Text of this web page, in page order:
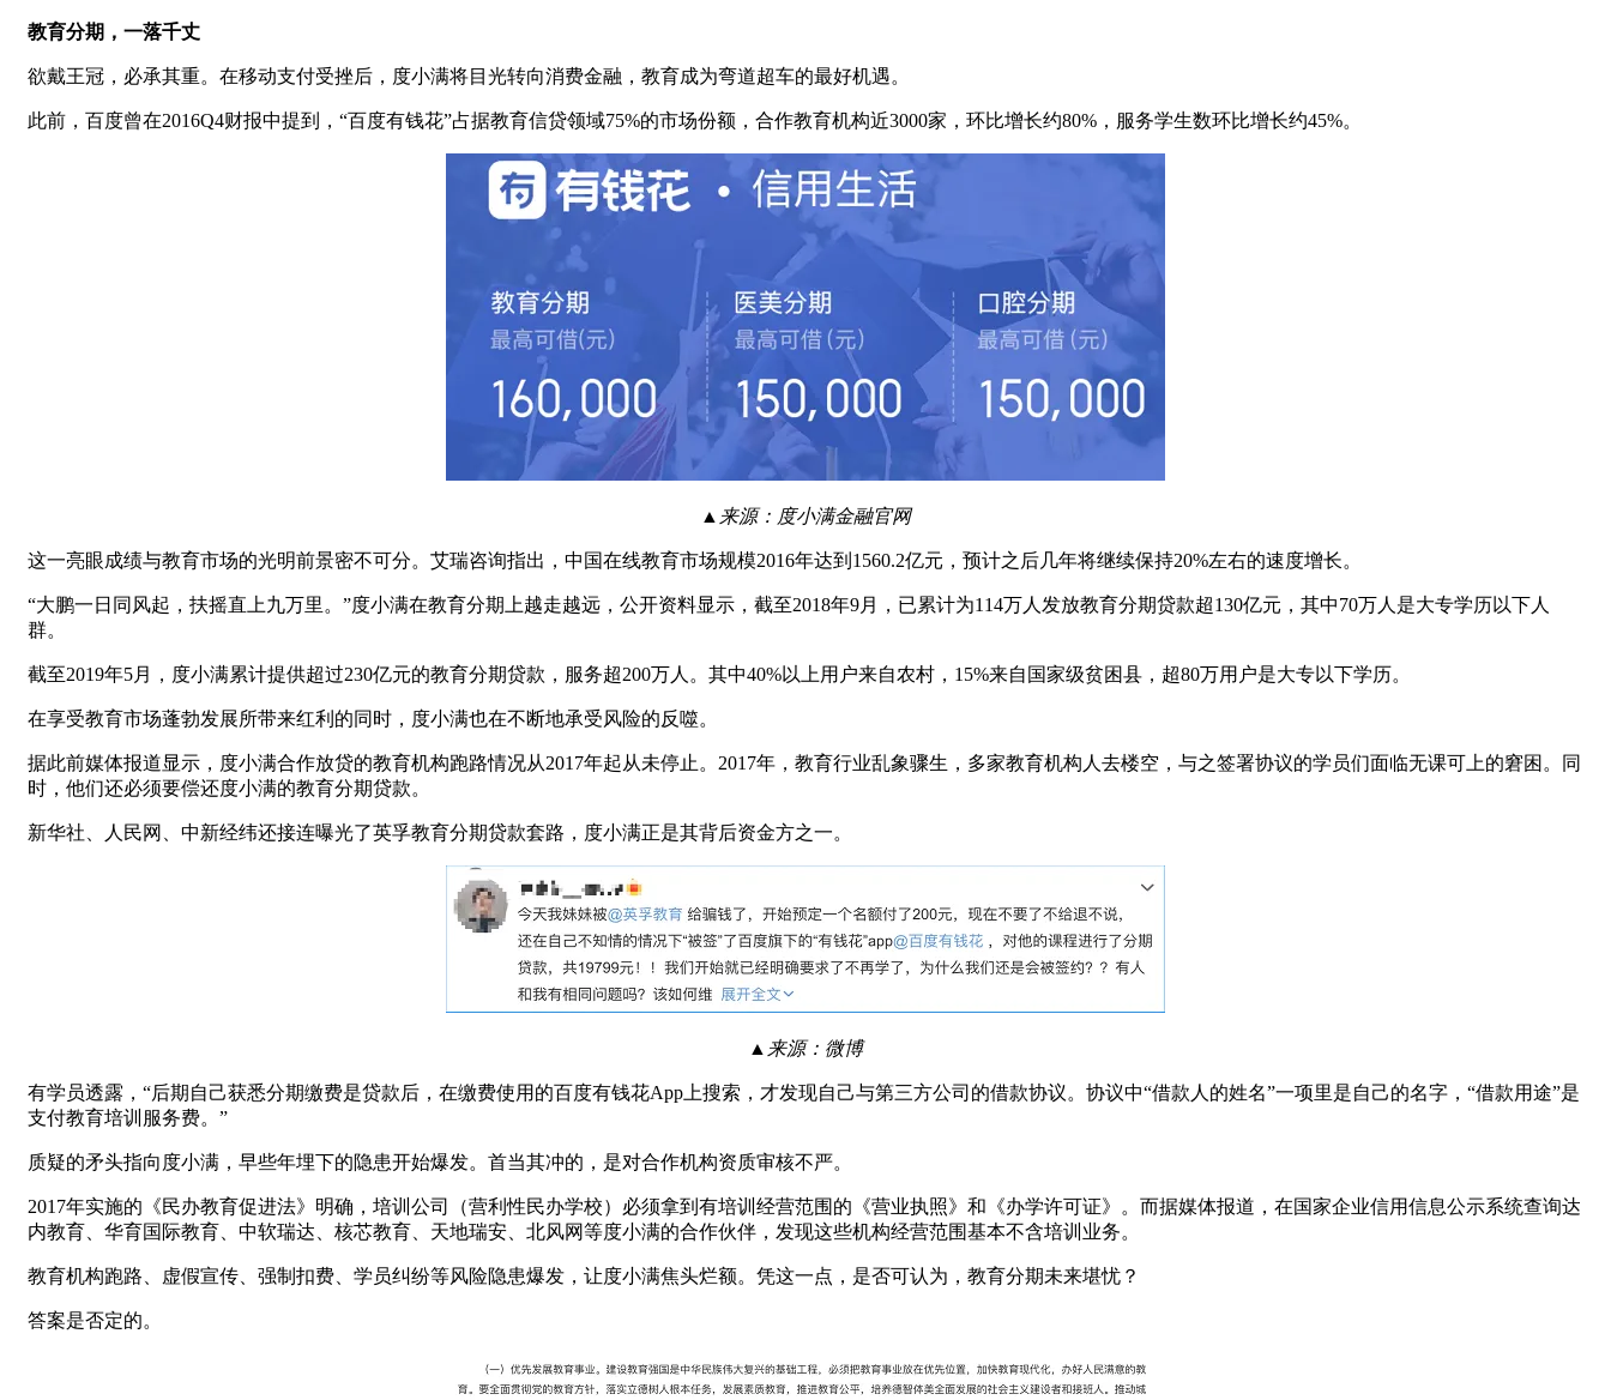
教育分期，一落千丈
欲戴王冠，必承其重。在移动支付受挫后，度小满将目光转向消费金融，教育成为弯道超车的最好机遇。
此前，百度曾在2016Q4财报中提到，“百度有钱花”占据教育信贷领域75%的市场份额，合作教育机构近3000家，环比增长约80%，服务学生数环比增长约45%。
▲来源：度小满金融官网
这一亮眼成绩与教育市场的光明前景密不可分。艾瑞咨询指出，中国在线教育市场规模2016年达到1560.2亿元，预计之后几年将继续保持20%左右的速度增长。
“大鹏一日同风起，扶摇直上九万里。”度小满在教育分期上越走越远，公开资料显示，截至2018年9月，已累计为114万人发放教育分期贷款超130亿元，其中70万人是大专学历以下人
群。
截至2019年5月，度小满累计提供超过230亿元的教育分期贷款，服务超200万人。其中40%以上用户来自农村，15%来自国家级贫困县，超80万用户是大专以下学历。
在享受教育市场蓬勃发展所带来红利的同时，度小满也在不断地承受风险的反噬。
据此前媒体报道显示，度小满合作放贷的教育机构跑路情况从2017年起从未停止。2017年，教育行业乱象骤生，多家教育机构人去楼空，与之签署协议的学员们面临无课可上的窘困。同
时，他们还必须要偿还度小满的教育分期贷款。
新华社、人民网、中新经纬还接连曝光了英孚教育分期贷款套路，度小满正是其背后资金方之一。
▲来源：微博
有学员透露，“后期自己获悉分期缴费是贷款后，在缴费使用的百度有钱花App上搜索，才发现自己与第三方公司的借款协议。协议中“借款人的姓名”一项里是自己的名字，“借款用途”是
支付教育培训服务费。”
质疑的矛头指向度小满，早些年埋下的隐患开始爆发。首当其冲的，是对合作机构资质审核不严。
2017年实施的《民办教育促进法》明确，培训公司（营利性民办学校）必须拿到有培训经营范围的《营业执照》和《办学许可证》。而据媒体报道，在国家企业信用信息公示系统查询达
内教育、华育国际教育、中软瑞达、核芯教育、天地瑞安、北风网等度小满的合作伙伴，发现这些机构经营范围基本不含培训业务。
教育机构跑路、虚假宣传、强制扣费、学员纠纷等风险隐患爆发，让度小满焦头烂额。凭这一点，是否可认为，教育分期未来堪忧？
答案是否定的。